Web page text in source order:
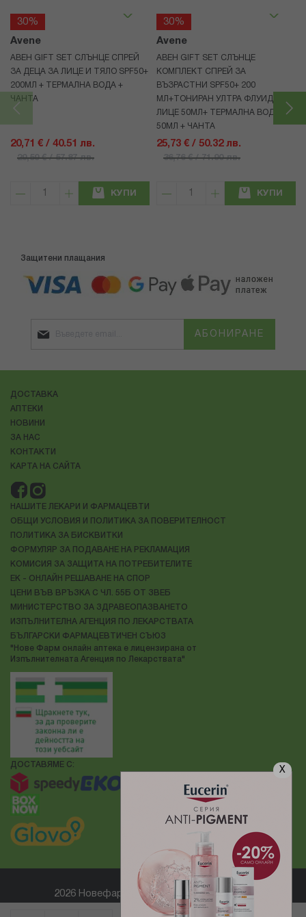
X
30%
Avene
АВЕН GIFT SET СЛЪНЦЕ СПРЕЙ
ЗА ДЕЦА ЗА ЛИЦЕ И ТЯЛО SPF50+
200МЛ + ТЕРМАЛНА ВОДА +
ЧАНТА
20,71 € / 40.51 лв.
29,59 € / 57.87 лв.
КУПИ
30%
Avene
АВЕН GIFT SET СЛЪНЦЕ
КОМПЛЕКТ СПРЕЙ ЗА
ВЪЗРАСТНИ SPF50+ 200
МЛ+ТОНИРАН УЛТРА ФЛУИД ЗА
ЛИЦЕ 50МЛ+ ТЕРМАЛНА ВОДА
50МЛ + ЧАНТА
25,73 € / 50.32 лв.
36,76 € / 71.90 лв.
КУПИ
Защитени плащания
АБОНИРАНЕ
ДОСТАВКА
АПТЕКИ
НОВИНИ
ЗА НАС
КОНТАКТИ
КАРТА НА САЙТА
НАШИТЕ ЛЕКАРИ И ФАРМАЦЕВТИ
ОБЩИ УСЛОВИЯ И ПОЛИТИКА ЗА ПОВЕРИТЕЛНОСТ
ПОЛИТИКА ЗА БИСКВИТКИ
ФОРМУЛЯР ЗА ПОДАВАНЕ НА РЕКЛАМАЦИЯ
КОМИСИЯ ЗА ЗАЩИТА НА ПОТРЕБИТЕЛИТЕ
ЕК - ОНЛАЙН РЕШАВАНЕ НА СПОР
ЦЕНИ ВЪВ ВРЪЗКА С ЧЛ. 55Б ОТ ЗВЕБ
МИНИСТЕРСТВО ЗА ЗДРАВЕОПАЗВАНЕТО
ИЗПЪЛНИТЕЛНА АГЕНЦИЯ ПО ЛЕКАРСТВАТА
БЪЛГАРСКИ ФАРМАЦЕВТИЧЕН СЪЮЗ
"Нове Фарм онлайн аптека е лицензирана от
Изпълнителната Агенция по Лекарствата"
ДОСТАВЯМЕ С:
2026 Новефарм ® Всички права запазени
Електронен магазин